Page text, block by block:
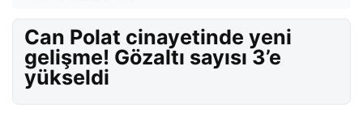
Can Polat cinayetinde yeni
gelişme! Gözaltı sayısı 3’e
yükseldi